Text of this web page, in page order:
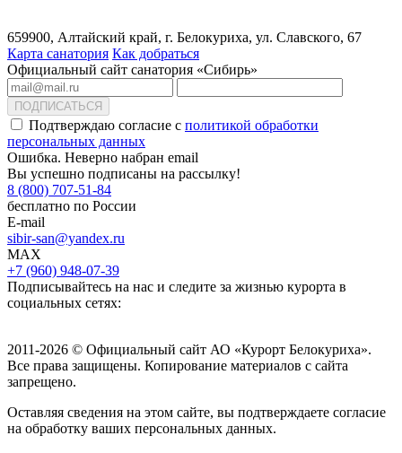
659900, Алтайский край, г. Белокуриха, ул. Славского, 67
Карта санатория Как добраться
Официальный сайт санатория «Сибирь»
ПОДПИСАТЬСЯ
Подтверждаю согласие с политикой обработки
персональных данных
Ошибка. Неверно набран email
Вы успешно подписаны на рассылку!
8 (800) 707-51-84
бесплатно по России
E-mail
sibir-san@yandex.ru
MAX
+7 (960) 948-07-39
Подписывайтесь на нас и следите за жизнью курорта в
социальных сетях:
2011-2026 © Официальный сайт АО «Курорт Белокуриха».
Все права защищены. Копирование материалов с сайта
запрещено.
Оставляя сведения на этом сайте, вы подтверждаете согласие
на обработку ваших персональных данных.